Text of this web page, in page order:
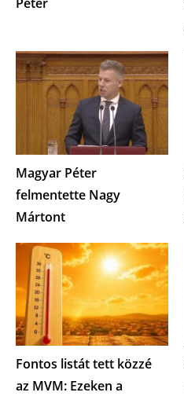
Magyar Péter
felmentette Nagy
Mártont
Fontos listát tett közzé
az MVM: Ezeken a